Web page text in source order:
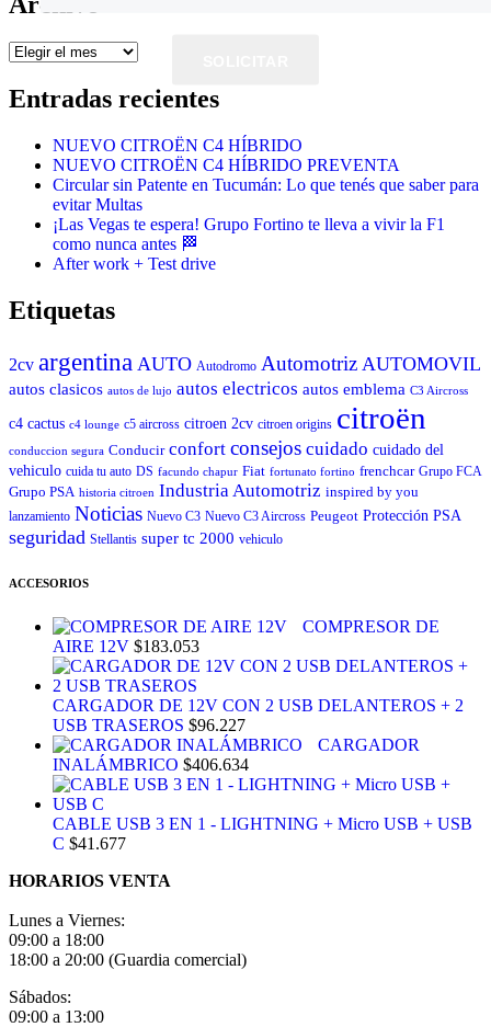
Archivo
Entradas recientes
NUEVO CITROËN C4 HÍBRIDO
NUEVO CITROËN C4 HÍBRIDO PREVENTA
Circular sin Patente en Tucumán: Lo que tenés que saber para
evitar Multas
¡Las Vegas te espera! Grupo Fortino te lleva a vivir la F1
como nunca antes 🏁
After work + Test drive
Etiquetas
2cv argentina AUTO Autodromo Automotriz AUTOMOVIL
autos clasicos autos de lujo autos electricos autos emblema C3 Aircross
c4 cactus c4 lounge c5 aircross citroen 2cv citroen origins citroën
conduccion segura Conducir confort consejos cuidado cuidado del
vehiculo cuida tu auto DS facundo chapur Fiat fortunato fortino frenchcar Grupo FCA
Grupo PSA historia citroen Industria Automotriz inspired by you
lanzamiento Noticias Nuevo C3 Nuevo C3 Aircross Peugeot Protección PSA
seguridad Stellantis super tc 2000 vehiculo
ACCESORIOS
COMPRESOR DE
AIRE 12V $183.053
CARGADOR DE 12V CON 2 USB DELANTEROS + 2
USB TRASEROS $96.227
CARGADOR
INALÁMBRICO $406.634
CABLE USB 3 EN 1 - LIGHTNING + Micro USB + USB
C $41.677
HORARIOS VENTA
Lunes a Viernes:
09:00 a 18:00
18:00 a 20:00 (Guardia comercial)
Sábados:
09:00 a 13:00